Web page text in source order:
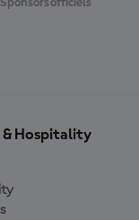
Sponsors officiels
& Hospitality